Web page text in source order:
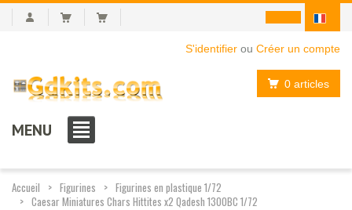
S'identifier ou Créer un compte
0 articles
MENU
Accueil Figurines
Figurines en plastique 1/72
Caesar Miniatures Chars Hittites x2 Qadesh 1300BC 1/72